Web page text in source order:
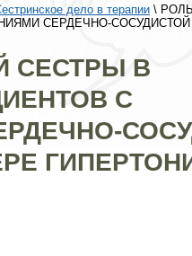
дело в терапии \
СЕРДЕЧНО-
СЕСТРЫ В
С